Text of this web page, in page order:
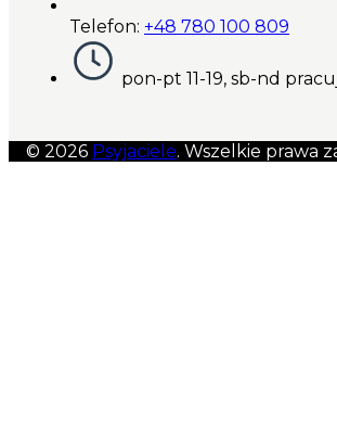
Telefon: +48 780 100 809
pon-pt 11-19, sb-nd
© 2026 Psyjaciele. Wszelkie prawa